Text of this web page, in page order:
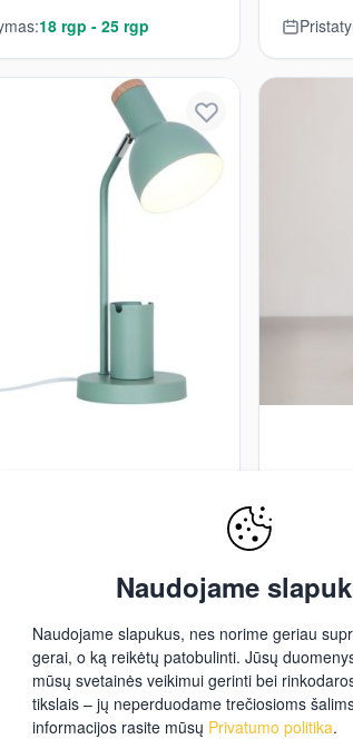
18 rgp - 25 rgp
2512405023 Darbo
1x15w/E27 ip20
Zuma
Naudojame
Naudojame slapukus, nes norime geriau
gerai, o ką reikėtų patobulinti. Jūsų
mūsų svetainės veikimui gerinti bei
tikslais – jų neperduodame trečiosioms
informacijos rasite mūsų Privatumo politika.